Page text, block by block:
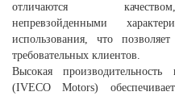
отличаются качеством,
непревзойденными
использования, что
требовательных клиентов.
Высокая
(IVECO Motors)